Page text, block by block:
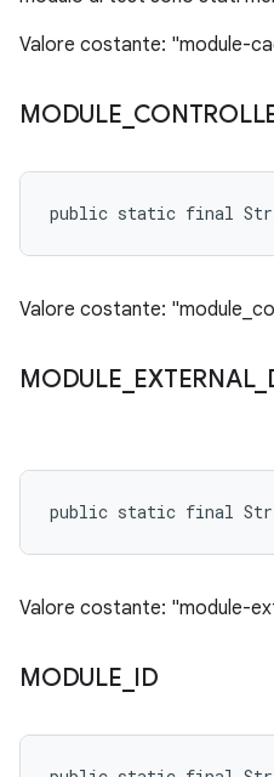
Valore costante: "module-
MODULE
public static final String
Valore costante:
MODULE EXTERNAL_
public static final String
Valore costante: "module-
MODULE ID